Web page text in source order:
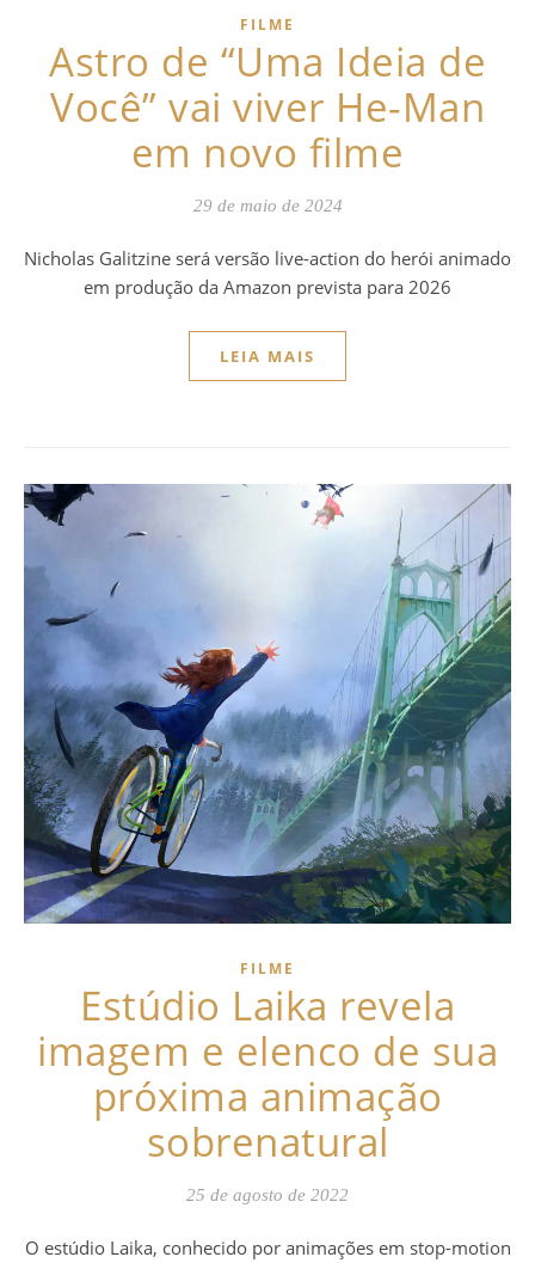
FILME
Astro de “Uma Ideia de
Você” vai viver He-Man
em novo filme
29 de maio de 2024
Nicholas Galitzine será versão live-action do herói animado
em produção da Amazon prevista para 2026
LEIA MAIS
FILME
Estúdio Laika revela
imagem e elenco de sua
próxima animação
sobrenatural
25 de agosto de 2022
O estúdio Laika, conhecido por animações em stop-motion